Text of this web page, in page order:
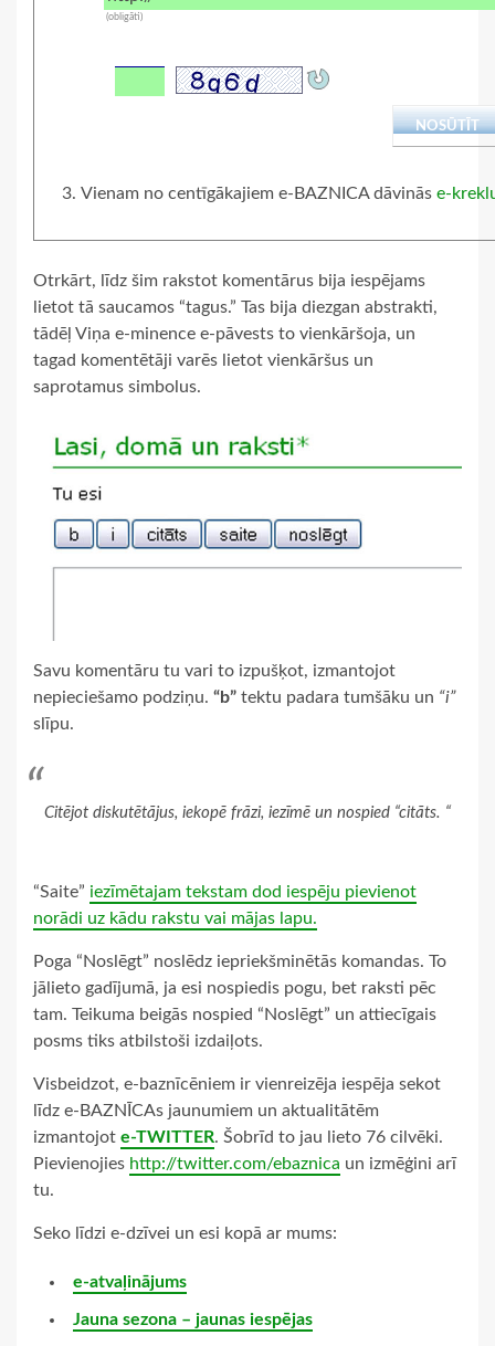
(obligāti)
Vienam no centīgākajiem e-BAZNICA dāvinās e-
Otrkārt, līdz šim rakstot komentārus bija iespējams
lietot tā saucamos “tagus.” Tas bija diezgan abstrakti,
tādēļ Viņa e-minence e-pāvests to vienkāršoja, un
tagad komentētāji varēs lietot vienkāršus un
saprotamus simbolus.
Savu komentāru tu vari to izpušķot, izmantojot
nepieciešamo podziņu. “b” tektu padara tumšāku un “i”
slīpu.
Citējot diskutētājus, iekopē frāzi, iezīmē un nospied “citāts. “
“Saite” iezīmētajam tekstam dod iespēju pievienot
norādi uz kādu rakstu vai mājas lapu.
Poga “Noslēgt” noslēdz iepriekšminētās komandas. To
jālieto gadījumā, ja esi nospiedis pogu, bet raksti pēc
tam. Teikuma beigās nospied “Noslēgt” un attiecīgais
posms tiks atbilstoši izdaiļots.
Visbeidzot, e-baznīcēniem ir vienreizēja iespēja sekot
līdz e-BAZNĪCAs jaunumiem un aktualitātēm
izmantojot e-TWITTER. Šobrīd to jau lieto 76 cilvēki.
Pievienojies http://twitter.com/ebaznica un izmēģini arī
tu.
Seko līdzi e-dzīvei un esi kopā ar mums:
e-atvaļinājums
Jauna sezona – jaunas iespējas